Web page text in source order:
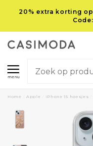
20% extra korting
menu
Home Apple iPhone 15 hoesjes